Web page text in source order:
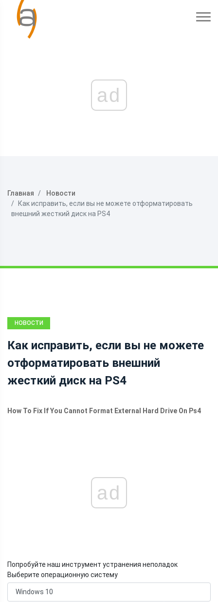
ad
Главная
Новости
Как исправить, если вы не можете отформатировать
внешний жесткий диск на PS4
НОВОСТИ
Как исправить, если вы не можете
отформатировать внешний
жесткий диск на PS4
How To Fix If You Cannot Format External Hard Drive On Ps4
ad
Попробуйте наш инструмент устранения неполадок
Выберите операционную систему